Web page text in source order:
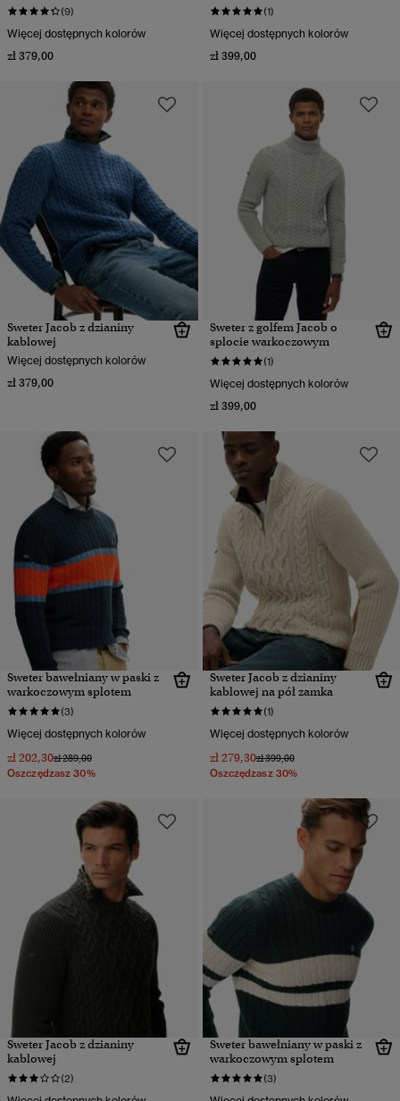
(9)
Więcej dostępnych kolorów
zł 379,00
(1)
Więcej dostępnych kolorów
zł 399,00
Sweter Jacob z dzianiny
kablowej
Więcej dostępnych kolorów
zł 379,00
Sweter z golfem Jacob o
splocie warkoczowym
(1)
Więcej dostępnych kolorów
zł 399,00
Sweter bawełniany w paski z
warkoczowym splotem
(3)
Więcej dostępnych kolorów
zł 202,30Cena obniżona od
zł 289,00do
Oszczędzasz 30%
Sweter Jacob z dzianiny
kablowej na pół zamka
(1)
Więcej dostępnych kolorów
zł 279,30Cena obniżona od
zł 399,00do
Oszczędzasz 30%
Sweter Jacob z dzianiny
kablowej
(2)
Sweter bawełniany w paski z
warkoczowym splotem
(3)